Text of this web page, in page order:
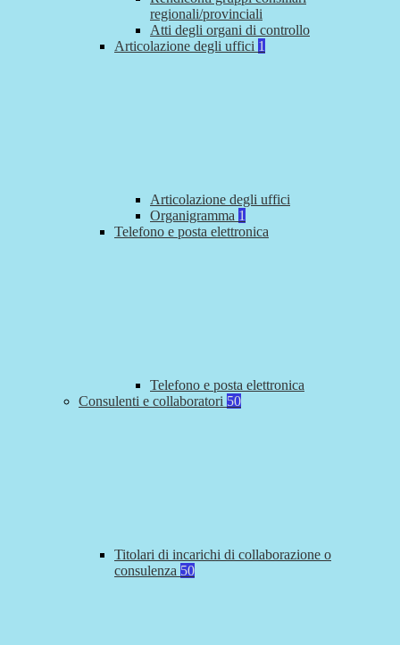
regionali/provinciali
Atti degli organi di controllo
Articolazione degli uffici 1
Articolazione degli uffici
Organigramma 1
Telefono e posta elettronica
Telefono e posta elettronica
Consulenti e collaboratori 50
Titolari di incarichi di collaborazione o
consulenza 50